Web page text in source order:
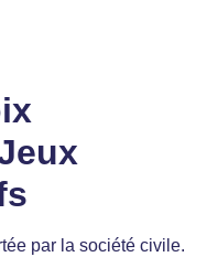
par la société civile.